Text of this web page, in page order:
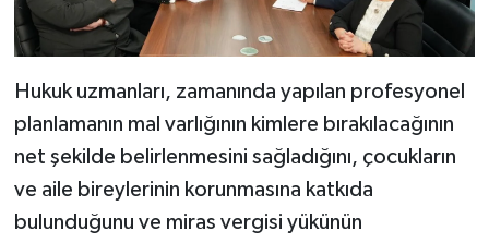
Hukuk uzmanları, zamanında yapılan profesyonel
planlamanın mal varlığının kimlere bırakılacağının
net şekilde belirlenmesini sağladığını, çocukların
ve aile bireylerinin korunmasına katkıda
bulunduğunu ve miras vergisi yükünün